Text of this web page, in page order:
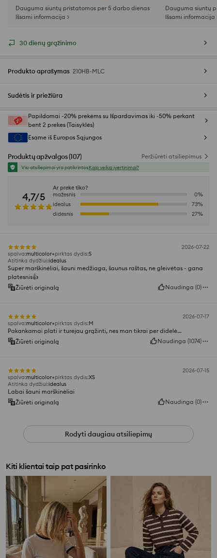
Dauguma siuntų pristatomos per 5 darbo dienas
Išsami informacija >
Dauguma siuntų
Išsami informacija
30 dienų grąžinimo
Produkto aprašymas 210HB-MLC
Sudėtis ir priežiūra
Papildomai -20% prekėms su Išpardavimas iki -50% perkant
bent 2 prekes (Taisyklės)
Esame iš Europos Sąjungos
Produktų apžvalgos(107) Peržiūrėti atsiliepimus
Visi atsiliepimai yra patikrintosKaip veikia įvertinimai?
4,7/5
Ar prekė tiko?
mažesnis
0%
idealus
73%
didesnis
27%
2026-07-22
spalva:multicolor pirktas dydis:S
Atitinka dydžiui:idealus
Super marškinėliai, šauni medžiaga, šaunus raštas, ne gleivėtas - gana
platesnis👍️
Žiūrėti originalą
Naudinga (0)
2026-07-17
spalva:multicolor pirktas dydis:M
Pakankamai plati ir turėjau grąžinti, nes man tikrai per didelė...
Žiūrėti originalą
Naudinga (1074)
2026-07-15
spalva:multicolor pirktas dydis:XS
Atitinka dydžiui:idealus
Labai šauni marškinėliai
Žiūrėti originalą
Naudinga (0)
Rodyti daugiau atsiliepimų
Kiti klientai taip pat pasirinko